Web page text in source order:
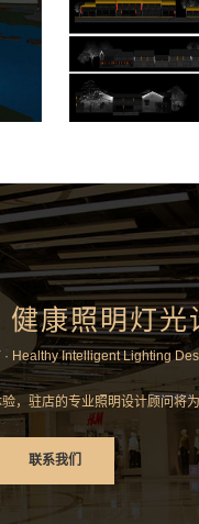
健康照明灯光
· Healthy Intelligent Lighting
，驻店的专业照明设计顾问将
联系我们